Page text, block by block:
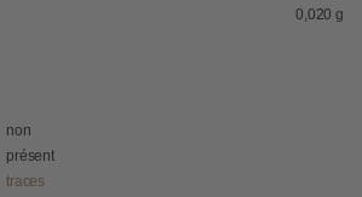
0,020 g
non
présent
traces